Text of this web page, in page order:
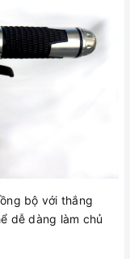
bộ với thắng
dễ dàng làm chủ